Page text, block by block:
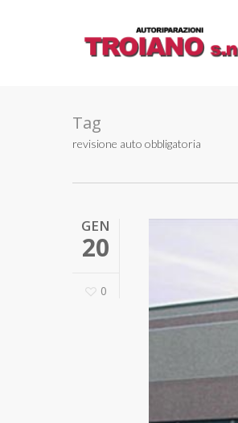
Tag
revisione auto obbligatoria
GEN
20
0